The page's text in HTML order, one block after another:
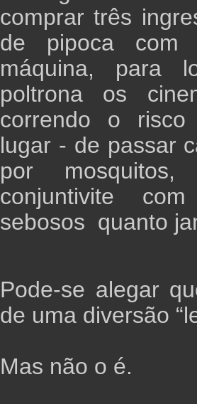
comprar três
de pipoca
máquina, para
poltrona os
correndo o
lugar - de passar
por
conjuntivite
sebosos quanto
Pode-se alegar
de uma diversão
Mas não o é.